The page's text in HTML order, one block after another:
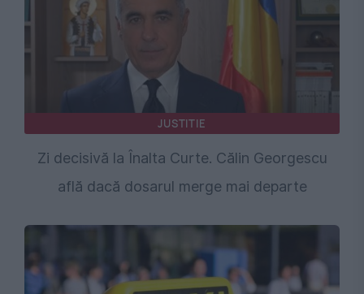
JUSTITIE
Zi decisivă la Înalta Curte. Călin Georgescu
află dacă dosarul merge mai departe